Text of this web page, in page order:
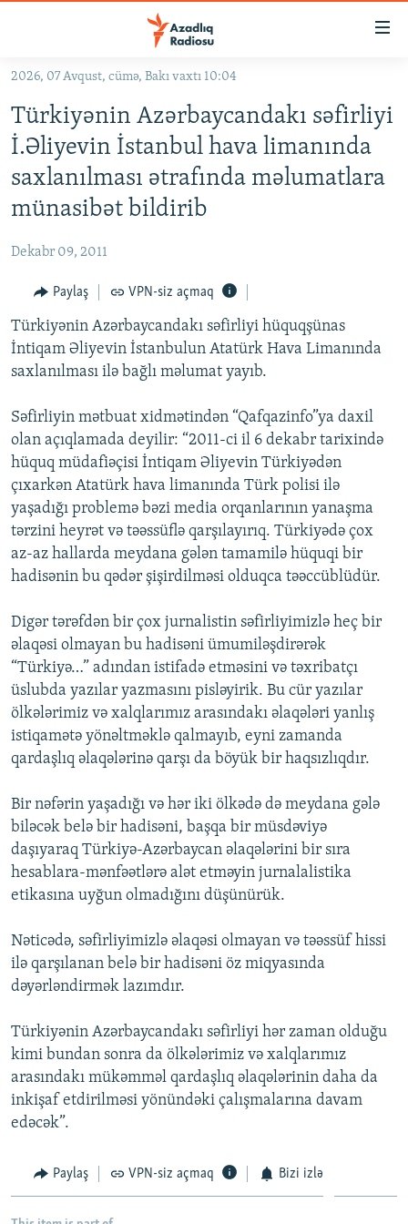
Əsas
qayıt
Əsas
naviqasiyaya
qayıt
Axtarışa
#İZAHLA
KORRUPSIOMETR
#ƏSLINDƏ
QANUNI DOĞRU
ARAŞDIRMA
MULTIMEDIA
VIDEO
İNFOQRAFIKA
KARIKATURA
RADIO ARXIV
AZƏRBAYCAN ƏDƏBIYYATI KITABXANASI
İSLAM VƏ DEMOKRATIYA
İZ - MƏDƏNIYYƏT PROQRAMI
MISSIYAMIZ
PEŞƏ ETIKASI VƏ JURNALISTIKA STANDARTLARIMIZ
MATERIALLARIMIZDAN ISTIFADƏ
AZADLIQRADIOSU MOBIL TELEFONUNUZDA
BIZIMLƏ ƏLAQƏ
XƏBƏR BÜLLETENLƏRIMIZ
BIZI IZLƏ
RFE/RL-in bütün saytları
2026, 07 Avqust, cümə, Bakı vaxtı 10:04
Türkiyənin Azərbaycandakı səfirliyi
İ.Əliyevin İstanbul hava limanında
saxlanılması ətrafında məlumatlara
münasibət bildirib
Dekabr 09, 2011
Paylaş VPN-siz açmaq
Türkiyənin Azərbaycandakı səfirliyi hüquqşünas
İntiqam Əliyevin İstanbulun Atatürk Hava Limanında
saxlanılması ilə bağlı məlumat yayıb.
Səfirliyin mətbuat xidmətindən “Qafqazinfo”ya daxil
olan açıqlamada deyilir: “2011-ci il 6 dekabr tarixində
hüquq müdafiəçisi İntiqam Əliyevin Türkiyədən
çıxarkən Atatürk hava limanında Türk polisi ilə
yaşadığı problemə bəzi media orqanlarının yanaşma
tərzini heyrət və təəssüflə qarşılayırıq. Türkiyədə çox
az-az hallarda meydana gələn tamamilə hüquqi bir
hadisənin bu qədər şişirdilməsi olduqca təəccüblüdür.
Digər tərəfdən bir çox jurnalistin səfirliyimizlə heç bir
əlaqəsi olmayan bu hadisəni ümumiləşdirərək
“Türkiyə…” adından istifadə etməsini və təxribatçı
üslubda yazılar yazmasını pisləyirik. Bu cür yazılar
ölkələrimiz və xalqlarımız arasındakı əlaqələri yanlış
istiqamətə yönəltməklə qalmayıb, eyni zamanda
qardaşlıq əlaqələrinə qarşı da böyük bir haqsızlıqdır.
Bir nəfərin yaşadığı və hər iki ölkədə də meydana gələ
biləcək belə bir hadisəni, başqa bir müsdəviyə
daşıyaraq Türkiyə-Azərbaycan əlaqələrini bir sıra
hesablara-mənfəətlərə alət etməyin jurnalalistika
etikasına uyğun olmadığını düşünürük.
Nəticədə, səfirliyimizlə əlaqəsi olmayan və təəssüf hissi
ilə qarşılanan belə bir hadisəni öz miqyasında
dəyərləndirmək lazımdır.
Türkiyənin Azərbaycandakı səfirliyi hər zaman olduğu
kimi bundan sonra da ölkələrimiz və xalqlarımız
arasındakı mükəmməl qardaşlıq əlaqələrinin daha da
inkişaf etdirilməsi yönündəki çalışmalarına davam
edəcək”.
Paylaş VPN-siz açmaq Bizi izlə